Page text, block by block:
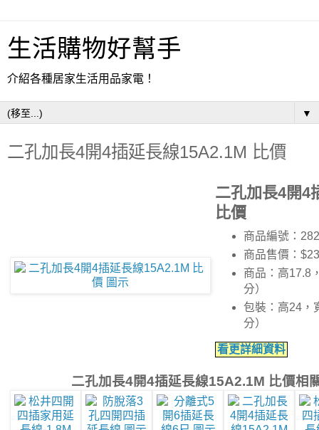
生活購物好幫手
介紹各種居家生活用品家電！
▼
二孔加長4開4插延長線15A2.1M 比價
二孔加長4開4
比價
商品編號：
商品售價：
商品：高17.8
分）
包裝：高24，
分）
看更詳細資料
二孔加長4開4插延長線15A2.1M 比價相